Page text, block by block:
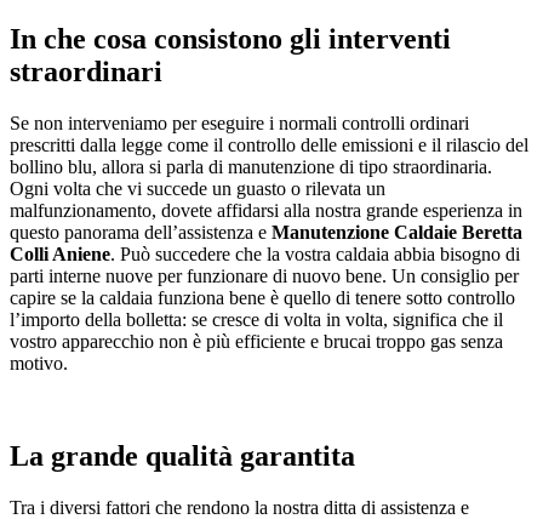
In che cosa consistono gli interventi
straordinari
Se non interveniamo per eseguire i normali controlli ordinari
prescritti dalla legge come il controllo delle emissioni e il rilascio del
bollino blu, allora si parla di manutenzione di tipo straordinaria.
Ogni volta che vi succede un guasto o rilevata un
malfunzionamento, dovete affidarsi alla nostra grande esperienza in
questo panorama dell’assistenza e Manutenzione Caldaie Beretta
Colli Aniene. Può succedere che la vostra caldaia abbia bisogno di
parti interne nuove per funzionare di nuovo bene. Un consiglio per
capire se la caldaia funziona bene è quello di tenere sotto controllo
l’importo della bolletta: se cresce di volta in volta, significa che il
vostro apparecchio non è più efficiente e brucai troppo gas senza
motivo.
La grande qualità garantita
Tra i diversi fattori che rendono la nostra ditta di assistenza e